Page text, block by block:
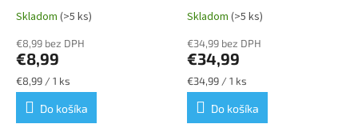
Priemerné
produktu
je
5,0
z
hviezdičiek.
Skladom (>5 ks)
€8,99 bez DPH
€8,99
Jednotková
cena:
€8,99 / 1 ks
Do košíka
Priemerné
produktu
je
5,0
z
hviezdičiek.
Skladom (>5 ks)
€34,99 bez DPH
€34,99
Jednotková
cena:
€34,99 / 1 ks
Do košíka